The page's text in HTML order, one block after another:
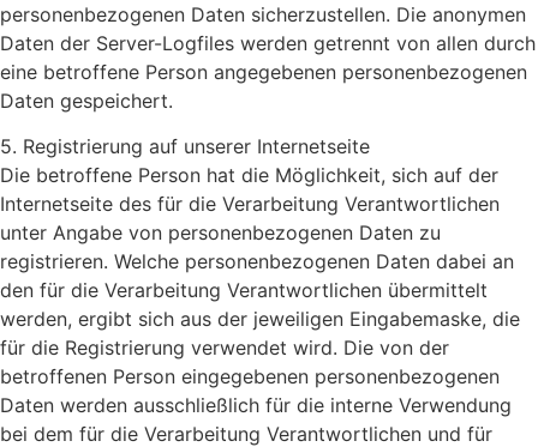
personenbezogenen Daten sicherzustellen. Die anonymen
Daten der Server-Logfiles werden getrennt von allen durch
eine betroffene Person angegebenen personenbezogenen
Daten gespeichert.
5. Registrierung auf unserer Internetseite
Die betroffene Person hat die Möglichkeit, sich auf der
Internetseite des für die Verarbeitung Verantwortlichen
unter Angabe von personenbezogenen Daten zu
registrieren. Welche personenbezogenen Daten dabei an
den für die Verarbeitung Verantwortlichen übermittelt
werden, ergibt sich aus der jeweiligen Eingabemaske, die
für die Registrierung verwendet wird. Die von der
betroffenen Person eingegebenen personenbezogenen
Daten werden ausschließlich für die interne Verwendung
bei dem für die Verarbeitung Verantwortlichen und für